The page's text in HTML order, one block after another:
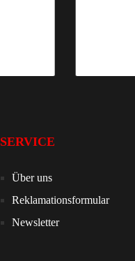
SERVICE
Über uns
Reklamationsformular
Newsletter